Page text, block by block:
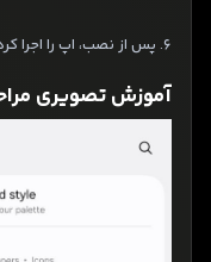
6. پس از نصب، اپ را اجرا کرده و مجوزهای لازم را تأیید کنید.
آموزش تصویری